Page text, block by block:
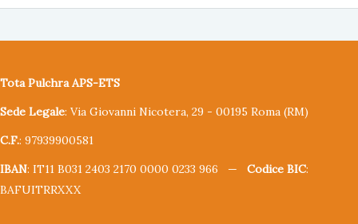
Tota Pulchra APS-ETS
Sede Legale: Via Giovanni Nicotera, 29 - 00195 Roma (RM)
C.F.: 97939900581
IBAN: IT11 B031 2403 2170 0000 0233 966 — Codice BIC:
BAFUITRRXXX